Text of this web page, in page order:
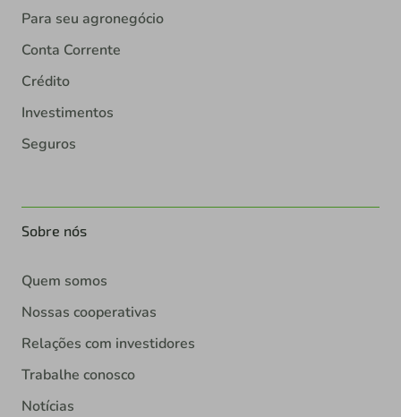
Para seu agronegócio
Conta Corrente
Crédito
Investimentos
Seguros
Sobre nós
Quem somos
Nossas cooperativas
Relações com investidores
Trabalhe conosco
Notícias